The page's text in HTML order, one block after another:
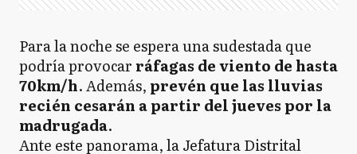
Para la noche se espera una sudestada que
podría provocar ráfagas de viento de hasta
70km/h. Además, prevén que las lluvias
recién cesarán a partir del jueves por la
madrugada.
Ante este panorama, la Jefatura Distrital